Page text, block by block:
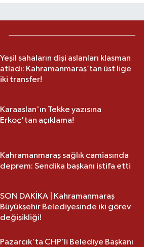
Yeşil sahaların dişi aslanları klasman
atladı: Kahramanmaraş’tan üst lige
iki transfer!
Karaaslan'ın Tekke yazısına
Erkoç'tan açıklama!
Kahramanmaraş sağlık camiasında
deprem: Sendika başkanı istifa etti
SON DAKİKA | Kahramanmaraş
Büyükşehir Belediyesinde iki görev
değişikliği!
Pazarcık'ta CHP’li Belediye Başkanı